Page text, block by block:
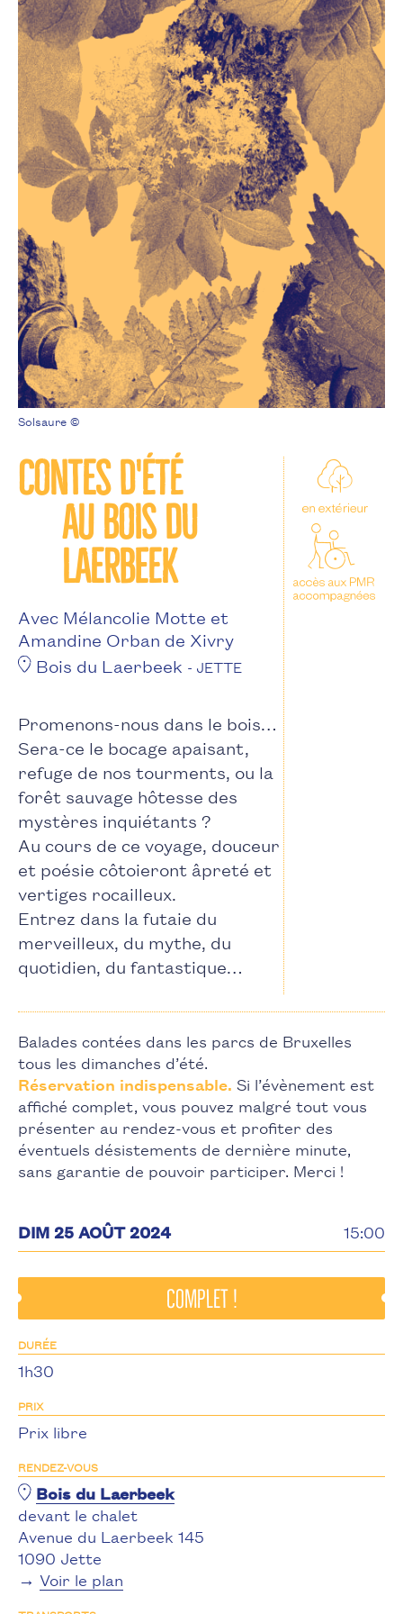
DIM 25 AOÛT 2024 15:00
complet !
DURÉE
1h30
PRIX
Prix libre
RENDEZ-VOUS
Bois du Laerbeek
devant le chalet
Avenue du Laerbeek 145
1090 Jette
→ Voir le plan
Contes d'été
au Bois du
Laerbeek
Avec Mélancolie Motte et
Amandine Orban de Xivry
Bois du Laerbeek - JETTE
Promenons-nous dans le bois…
Sera-ce le bocage apaisant,
refuge de nos tourments, ou la
forêt sauvage hôtesse des
mystères inquiétants ?
Au cours de ce voyage, douceur
et poésie côtoieront âpreté et
vertiges rocailleux.
Entrez dans la futaie du
merveilleux, du mythe, du
quotidien, du fantastique…
Balades contées dans les parcs de Bruxelles
tous les dimanches d’été.
Réservation indispensable. Si l’évènement est
affiché complet, vous pouvez malgré tout vous
présenter au rendez-vous et profiter des
éventuels désistements de dernière minute,
sans garantie de pouvoir participer. Merci !
Solsaure ©